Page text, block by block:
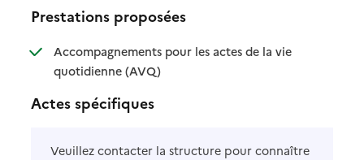
Prestations proposées
Accompagnements pour les actes de la vie
quotidienne (AVQ): disponible
: non disponible
Actes spécifiques
Veuillez contacter la structure pour connaître